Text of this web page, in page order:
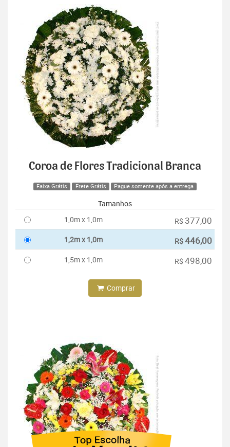
Coroa de Flores Tradicional Branca
Faixa Grátis Frete Grátis Pague somente após a entrega
Tamanhos
1,0m x 1,0m
R$ 377,00
1,2m x 1,0m R$446,00
1,5m x 1,0m R$ 498,00
Comprar